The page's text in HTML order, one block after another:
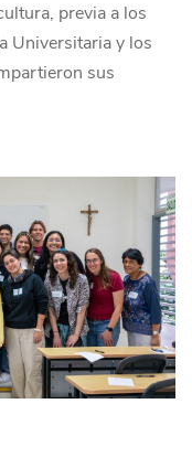
previa a los
Universitaria y los
sus